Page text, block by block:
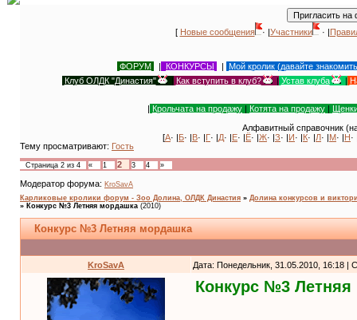
[ Новые сообщения · |Участники · |
ФОРУМ | КОНКУРСЫ | Мой кролик (давайте
Клуб ОЛДК "Династия"
| Как вступить в клуб? | Устав клуба |
| Крольчата на продажу | Котята на продажу |
Алфавитный справочник
[А· |Б· |В· |Г· |Д· |Е· |Ё· |Ж· |З· |И· |К· |Л· |М· |Н·
Тему просматривают: Гость
Страница 2 из 4 « 1 2 3 4 »
Модератор форума: KroSavA
Карликовые кролики форум - Зоо Долина, ОЛДК Династия » Долина конкурсов и
» Конкурс №3 Летняя мордашка (2010)
Конкурс №3 Летняя мордашка
KroSavA Дата: Понедельник, 31.05.2010, 16:18 |
Конкурс №3